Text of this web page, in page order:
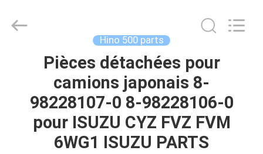
MAISON
PRODUITS
Technology
Hino 500 parts
Pièces détachées pour
camions japonais 8-
98228107-0 8-98228106-0
pour ISUZU CYZ FVZ FVM
6WG1 ISUZU PARTS